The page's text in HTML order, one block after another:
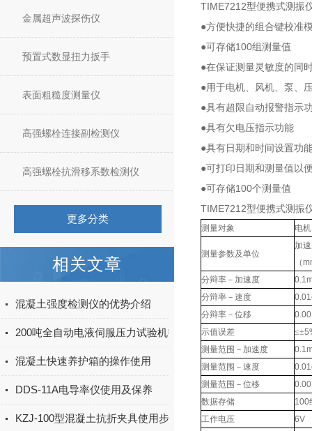
金属超声波探伤仪
预置式数显扭力扳手
表面粗糙度测量仪
高强螺栓连接副检测仪
高强螺栓抗滑移系数检测仪
更多分类
相关文章
混凝土强度检测仪的优势介绍
200吨全自动电液伺服压力试验机技术参数
混凝土快速养护箱的操作使用
DDS-11A电导率仪使用及保养
KZJ-100型混凝土抗折夹具使用步骤
TIME7212型便携式测振
●方便快捷的组合键校准
●可存储100组测量值
●在保证测量灵敏度的同
●用于电机、风机、泵、
●具有超限自动报警指示
●具有欠电压指示功能
●具有日期和时间设置功
●可打印日期和测量值以
●可存储100个测量值
TIME7212型便携式测振
测量对象 电
测量参数及单位
加
（
分辩率－加速度
分辩率－速度
分辩率－位移
示值误差
≤±
测量范围－加速度
测量范围－速度
测量范围－位移
数据存储
100
工作电压
6V